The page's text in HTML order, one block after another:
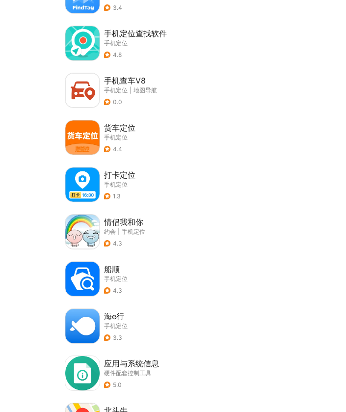
3.4
手机定位查找软件
手机定位
4.8
手机查车V8
手机定位
地图导航
0.0
货车定位
手机定位
4.4
打卡定位
手机定位
1.3
情侣我和你
约会
手机定位
4.3
船顺
手机定位
4.3
海e行
手机定位
3.3
应用与系统信息
硬件配套控制工具
5.0